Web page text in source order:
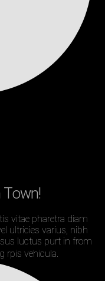
Town!
vitae pharetra diam
ultricies varius, nibh
luctus purt in from
rpis vehicula.